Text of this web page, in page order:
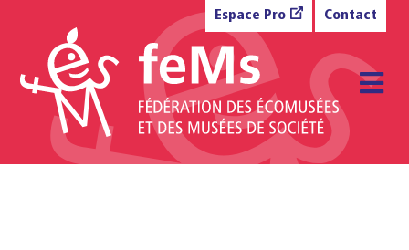
Espace Pro Contact